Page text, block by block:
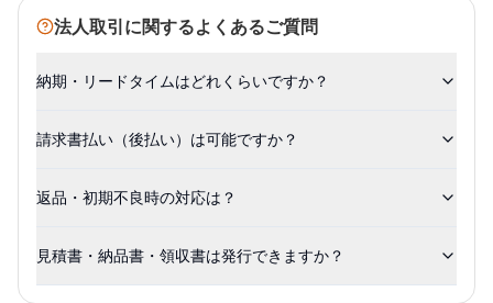
法人取引に関するよくあるご質問
納期・リードタイムはどれくらいですか？
請求書払い（後払い）は可能ですか？
返品・初期不良時の対応は？
見積書・納品書・領収書は発行できますか？